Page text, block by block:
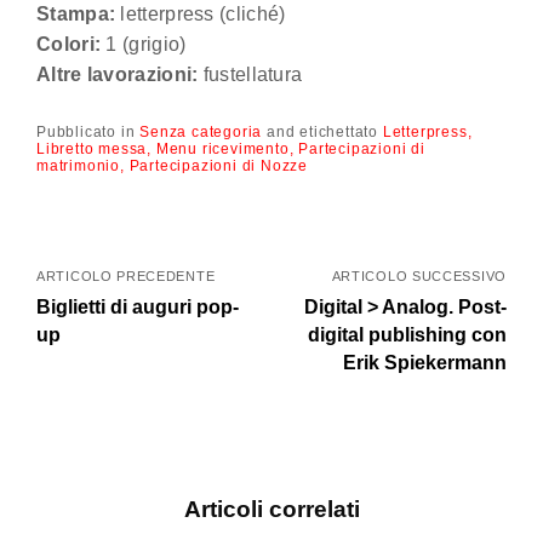
Stampa: letterpress (cliché)
Colori: 1 (grigio)
Altre lavorazioni: fustellatura
Pubblicato inSenza categoria andetichettato Letterpress
Libretto messa
Menu ricevimento
Partecipazioni di
matrimonio
Partecipazioni di Nozze
a
v
ARTICOLO PRECEDENTE
Biglietti di auguri pop-
up
ARTICOLO SUCCESSIVO
Digital > Analog. Post-
digital publishing con
Erik Spiekermann
Articoli correlati